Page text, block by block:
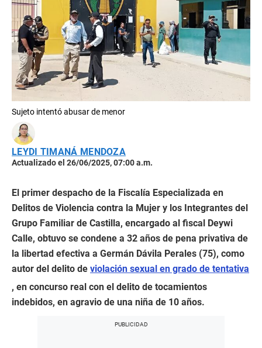
Sujeto intentó abusar de menor
LEYDI TIMANÁ MENDOZA
Actualizado el 26/06/2025, 07:00 a.m.
El primer despacho de la Fiscalía Especializada en
Delitos de Violencia contra la Mujer y los Integrantes del
Grupo Familiar de Castilla, encargado al fiscal Deywi
Calle, obtuvo se condene a 32 años de pena privativa de
la libertad efectiva a Germán Dávila Perales (75), como
autor del delito de violación sexual en grado de tentativa
, en concurso real con el delito de tocamientos
indebidos, en agravio de una niña de 10 años.